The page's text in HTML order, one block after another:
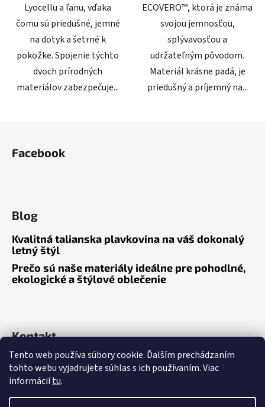
Tento web používa súbory cookie. Ďalším prechádzaním
tohto webu vyjadrujete súhlas s ich používaním. Viac
informáciítu.
Lyocellu a ľanu, vďaka
čomu sú priedušné, jemné
na dotyk a šetrné k
pokožke. Spojenie týchto
dvoch prírodných
materiálov zabezpečuje...
ECOVERO™, ktorá je známa
svojou jemnosťou,
splývavosťou a
udržateľným pôvodom.
Materiál krásne padá, je
priedušný a príjemný na...
Facebook
Blog
Kvalitná talianska plavkovina na váš dokonalý
letný štýl
Prečo sú naše materiály ideálne pre pohodlné,
ekologické a štýlové oblečenie
Kontakt